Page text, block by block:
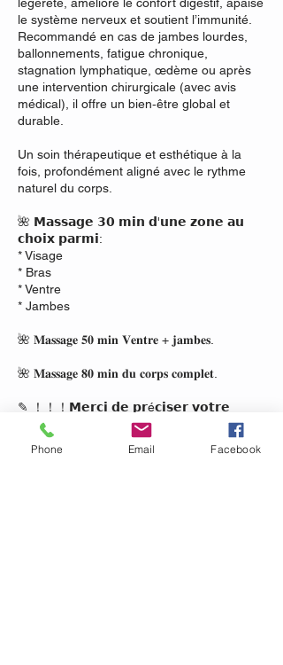
le système nerveux et soutient l’immunité.
Recommandé en cas de jambes lourdes,
ballonnements, fatigue chronique,
stagnation lymphatique, œdème ou après
une intervention chirurgicale (avec avis
médical), il offre un bien‑être global et
durable.
Un soin thérapeutique et esthétique à la
fois, profondément aligné avec le rythme
naturel du corps.
🌺 𝗠𝗮𝘀𝘀𝗮𝗴𝗲 𝟯𝟬 𝗺𝗶𝗻 𝗱'𝘂𝗻𝗲 𝘇𝗼𝗻𝗲 𝗮𝘂
𝗰𝗵𝗼𝗶𝘅 𝗽𝗮𝗿𝗺𝗶:
* Visage
* Bras
* Ventre
* Jambes
🌺 𝐌𝐚𝐬𝐬𝐚𝐠𝐞 𝟓𝟎 𝐦𝐢𝐧 𝐕𝐞𝐧𝐭𝐫𝐞 + 𝐣𝐚𝐦𝐛𝐞𝐬.
🌺 𝐌𝐚𝐬𝐬𝐚𝐠𝐞 𝟖𝟎 𝐦𝐢𝐧 𝐝𝐮 𝐜𝐨𝐫𝐩𝐬 𝐜𝐨𝐦𝐩𝐥𝐞𝐭.
✎ ！！！𝗠𝗲𝗿𝗰𝗶 𝗱𝗲 𝗽𝗿é𝗰𝗶𝘀𝗲𝗿 𝘃𝗼𝘁𝗿𝗲
𝗰𝗵𝗼𝗶𝘅 𝗮𝘂 𝗺𝗼𝗺𝗲𝗻𝘁 𝗱𝗲 𝘃𝗼𝘁𝗿𝗲
𝗿é𝘀𝗲𝗿𝘃𝗮𝘁𝗶𝗼𝗻 ！！！ ✎
Phone Email Facebook